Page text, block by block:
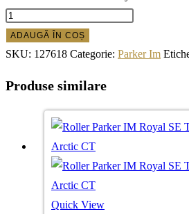
ADAUGĂ ÎN COȘ
SKU: 127618 Categorie: Parker Im
Produse similare
Quick View